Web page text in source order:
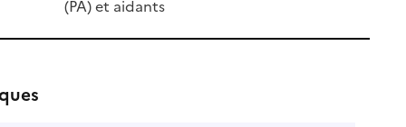
(PA) et aidants